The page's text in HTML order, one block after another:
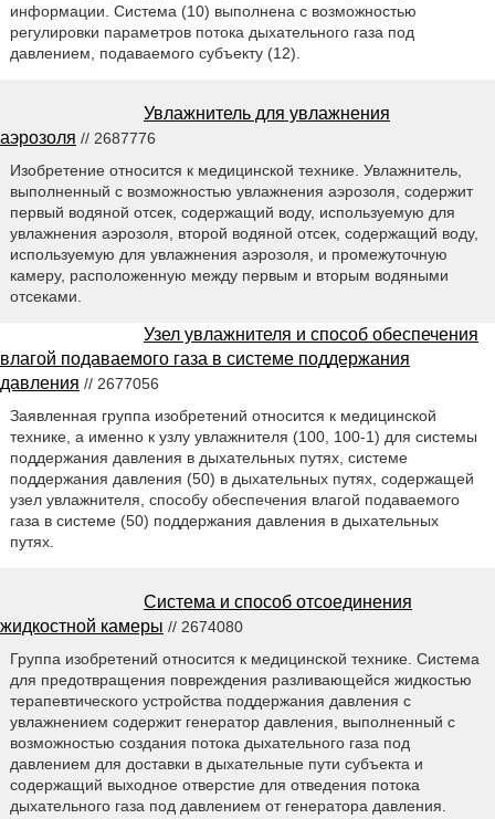
информации. Система (10) выполнена с возможностью
регулировки параметров потока дыхательного газа под
давлением, подаваемого субъекту (12).
Увлажнитель для увлажнения
аэрозоля // 2687776
Изобретение относится к медицинской технике. Увлажнитель,
выполненный с возможностью увлажнения аэрозоля, содержит
первый водяной отсек, содержащий воду, используемую для
увлажнения аэрозоля, второй водяной отсек, содержащий воду,
используемую для увлажнения аэрозоля, и промежуточную
камеру, расположенную между первым и вторым водяными
отсеками.
Узел увлажнителя и способ обеспечения
влагой подаваемого газа в системе поддержания
давления // 2677056
Заявленная группа изобретений относится к медицинской
технике, а именно к узлу увлажнителя (100, 100-1) для системы
поддержания давления в дыхательных путях, системе
поддержания давления (50) в дыхательных путях, содержащей
узел увлажнителя, способу обеспечения влагой подаваемого
газа в системе (50) поддержания давления в дыхательных
путях.
Система и способ отсоединения
жидкостной камеры // 2674080
Группа изобретений относится к медицинской технике. Система
для предотвращения повреждения разливающейся жидкостью
терапевтического устройства поддержания давления с
увлажнением содержит генератор давления, выполненный с
возможностью создания потока дыхательного газа под
давлением для доставки в дыхательные пути субъекта и
содержащий выходное отверстие для отведения потока
дыхательного газа под давлением от генератора давления.